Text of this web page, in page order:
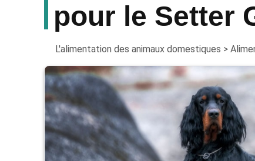
pour le Setter
L'alimentation des animaux domestiques >